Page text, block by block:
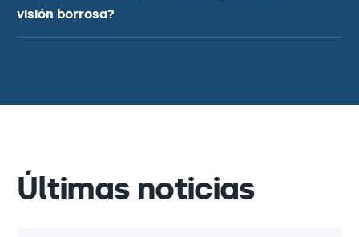
visión borrosa?
Últimas noticias